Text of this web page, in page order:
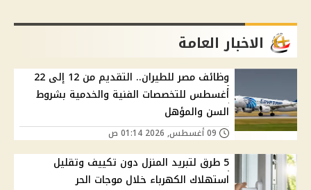
الاخبار العامة
وظائف مصر للطيران.. التقديم من 12 إلى 22
أغسطس للتخصصات الفنية والخدمية بشروط
السن والمؤهل
5 طرق لتبريد المنزل دون تكييف وتقليل
استهلاك الكهرباء خلال موجات الحر